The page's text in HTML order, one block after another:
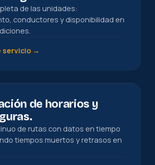
de las unidades:
conductores y disponibilidad en
servicio →
de horarios y
de rutas con datos en tiempo
tiempos muertos y retrasos en